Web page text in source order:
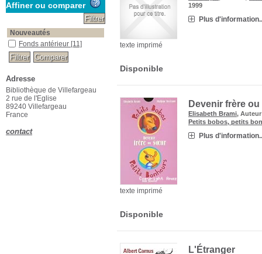
texte imprimé
1999
Plus
Disponible
texte imprimé
Devenir frère
Elisabeth Brami,
Petits bobos, petits
Plus
Disponible
L'Étranger
Affiner ou comparer
Nouveautés
Fonds antérieur [11]
Adresse
Bibliothèque de Villefargeau
2 rue de l'Eglise
89240 Villefargeau
France
contact